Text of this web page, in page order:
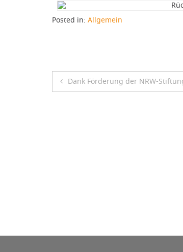
Posted in: Allgemein
Dank Förderung der NRW-